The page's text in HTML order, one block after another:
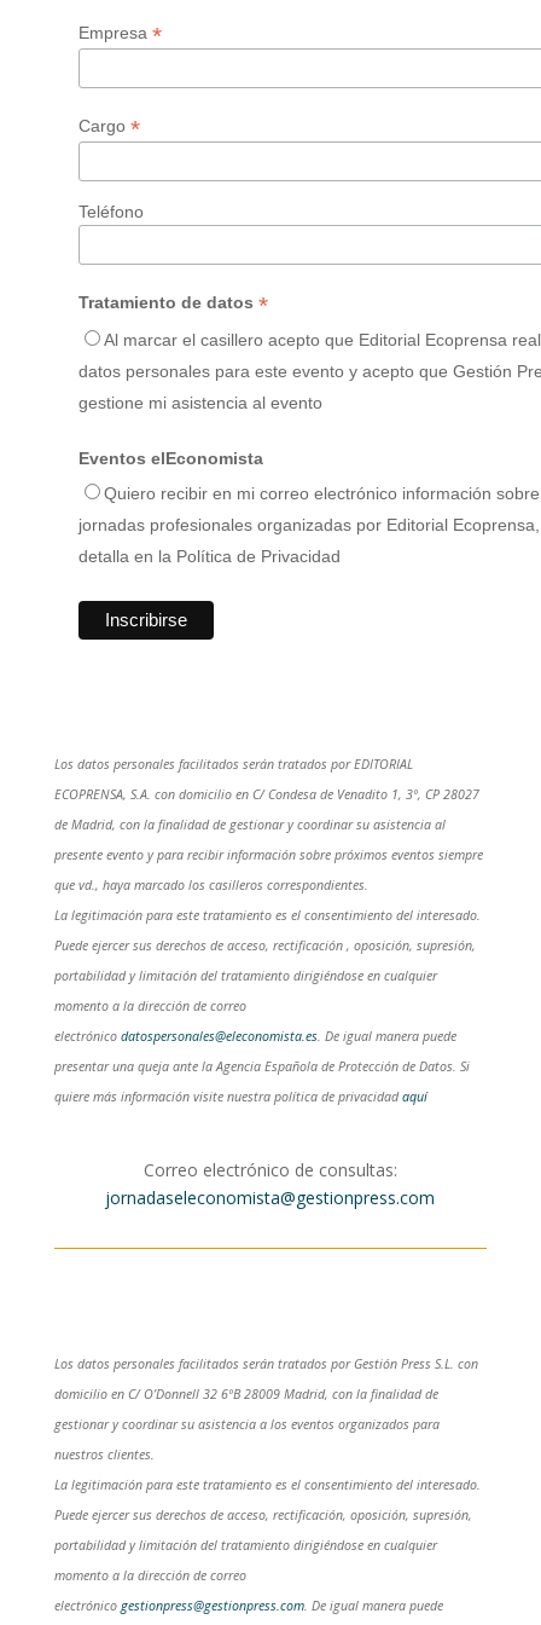
Empresa *
Cargo *
Teléfono
Tratamiento de datos *
Al marcar el casillero acepto que Editorial Ecoprensa
datos personales para este evento y acepto que Gestión
gestione mi asistencia al evento
Eventos elEconomista
Quiero recibir en mi correo electrónico información
jornadas profesionales organizadas por Editorial
detalla en la Política de Privacidad
Los datos personales facilitados serán tratados por EDITORIAL
ECOPRENSA, S.A. con domicilio en C/ Condesa de Venadito 1, 3º, CP 28027
de Madrid, con la finalidad de gestionar y coordinar su asistencia al
presente evento y para recibir información sobre próximos eventos siempre
que vd., haya marcado los casilleros correspondientes.
La legitimación para este tratamiento es el consentimiento del interesado.
Puede ejercer sus derechos de acceso, rectificación , oposición, supresión,
portabilidad y limitación del tratamiento dirigiéndose en cualquier
momento a la dirección de correo
electrónico datospersonales@eleconomista.es. De igual manera puede
presentar una queja ante la Agencia Española de Protección de Datos. Si
quiere más información visite nuestra política de privacidadaquí
Correo electrónico de consultas:
jornadaseleconomista@gestionpress.com
Los datos personales facilitados serán tratados por Gestión Press S.L. con
domicilio en C/ O’Donnell 32 6ºB 28009 Madrid, con la finalidad de
gestionar y coordinar su asistencia a los eventos organizados para
nuestros clientes.
La legitimación para este tratamiento es el consentimiento del interesado.
Puede ejercer sus derechos de acceso, rectificación, oposición, supresión,
portabilidad y limitación del tratamiento dirigiéndose en cualquier
momento a la dirección de correo
electrónico gestionpress@gestionpress.com. De igual manera puede